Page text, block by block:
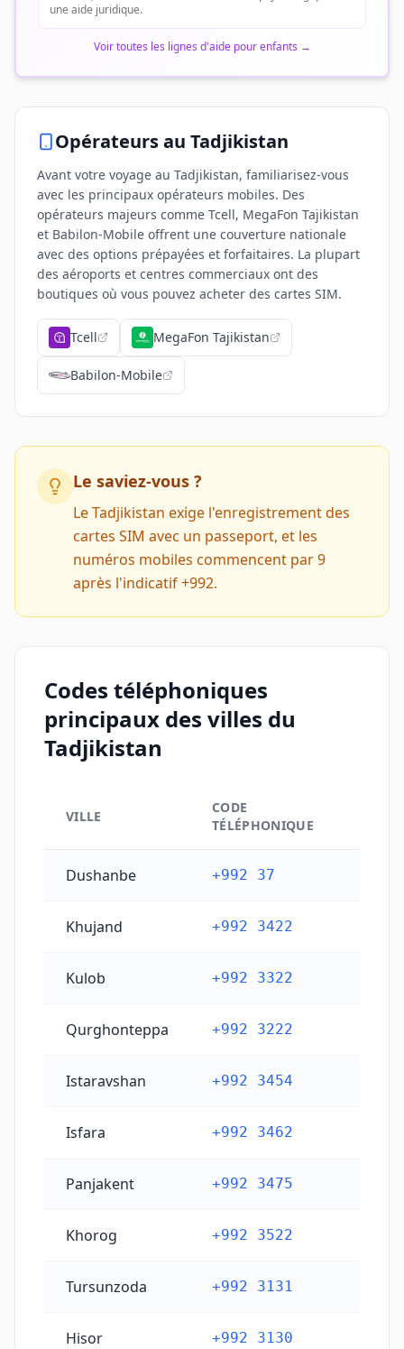
une aide juridique.
Voir toutes les lignes d'aide pour enfants →
Opérateursau Tadjikistan
Avant votre voyage au Tadjikistan, familiarisez-vous
avec les principaux opérateurs mobiles. Des
opérateurs majeurs comme Tcell, MegaFon Tajikistan
et Babilon-Mobile offrent une couverture nationale
avec des options prépayées et forfaitaires. La plupart
des aéroports et centres commerciaux ont des
boutiques où vous pouvez acheter des cartes SIM.
Tcell MegaFon Tajikistan
Babilon-Mobile
Le saviez-vous ?
Le Tadjikistan exige l'enregistrement des
cartes SIM avec un passeport, et les
numéros mobiles commencent par 9
après l'indicatif +992.
Codes téléphoniques
principaux des villes du
Tadjikistan
VILLE
CODE
TÉLÉPHONIQUE
Dushanbe +992 37
Khujand +992 3422
Kulob +992 3322
Qurghonteppa +992 3222
Istaravshan +992 3454
Isfara +992 3462
Panjakent +992 3475
Khorog +992 3522
Tursunzoda +992 3131
Hisor +992 3130